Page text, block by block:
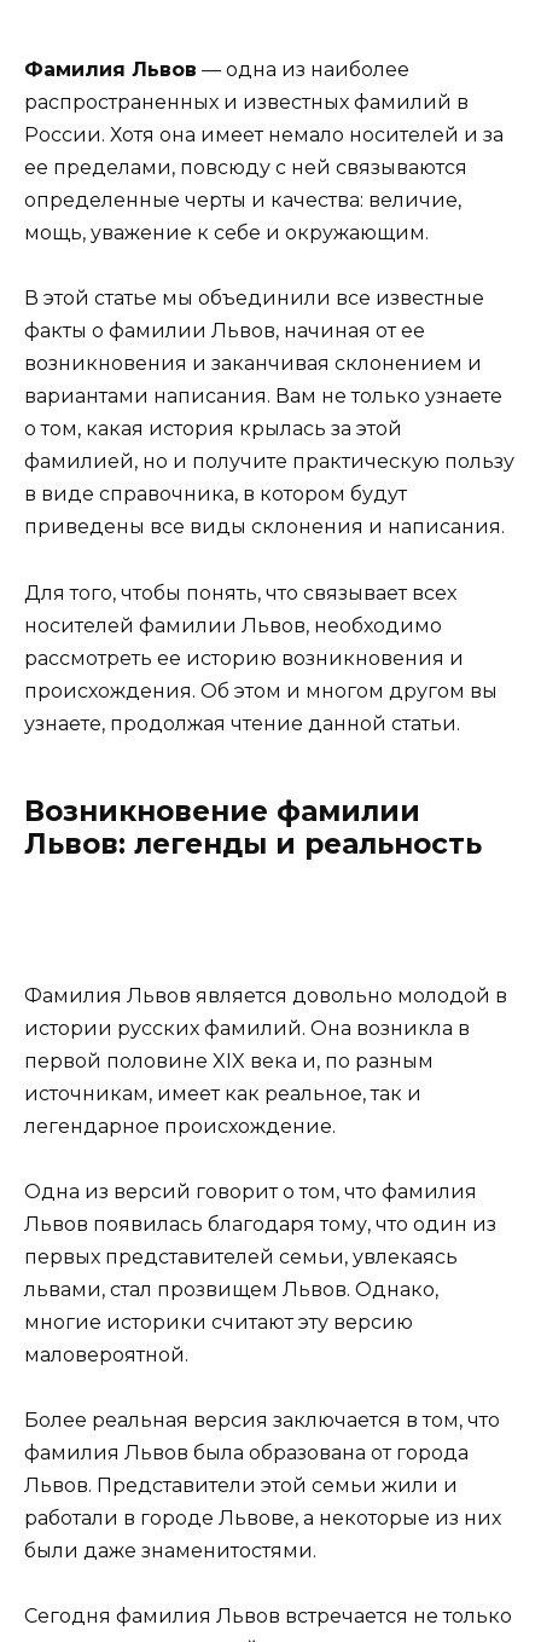
Фамилия Львов — одна из наиболее
распространенных и известных фамилий в
России. Хотя она имеет немало носителей и за
ее пределами, повсюду с ней связываются
определенные черты и качества: величие,
мощь, уважение к себе и окружающим.
В этой статье мы объединили все известные
факты о фамилии Львов, начиная от ее
возникновения и заканчивая склонением и
вариантами написания. Вам не только узнаете
о том, какая история крылась за этой
фамилией, но и получите практическую пользу
в виде справочника, в котором будут
приведены все виды склонения и написания.
Для того, чтобы понять, что связывает всех
носителей фамилии Львов, необходимо
рассмотреть ее историю возникновения и
происхождения. Об этом и многом другом вы
узнаете, продолжая чтение данной статьи.
Возникновение фамилии
Львов: легенды и реальность
Фамилия Львов является довольно молодой в
истории русских фамилий. Она возникла в
первой половине XIX века и, по разным
источникам, имеет как реальное, так и
легендарное происхождение.
Одна из версий говорит о том, что фамилия
Львов появилась благодаря тому, что один из
первых представителей семьи, увлекаясь
львами, стал прозвищем Львов. Однако,
многие историки считают эту версию
маловероятной.
Более реальная версия заключается в том, что
фамилия Львов была образована от города
Львов. Представители этой семьи жили и
работали в городе Львове, а некоторые из них
были даже знаменитостями.
Сегодня фамилия Львов встречается не только